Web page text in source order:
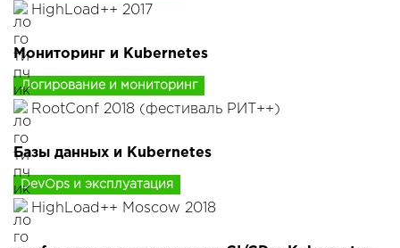
HighLoad++ 2017
Мониторинг и Kubernetes
Логирование и мониторинг
RootConf 2018 (фестиваль РИТ++)
Базы данных и Kubernetes
DevOps и эксплуатация
HighLoad++ Moscow 2018